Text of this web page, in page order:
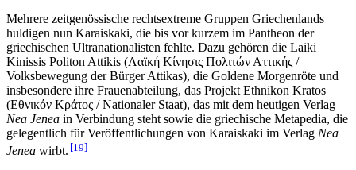
Mehrere zeitgenössische rechtsextreme Gruppen Griechenlands
huldigen nun Karaiskaki, die bis vor kurzem im Pantheon der
griechischen Ultranationalisten fehlte. Dazu gehören die Laiki
Kinissis Politon Attikis (Λαϊκή Κίνησις Πολιτών Αττικής /
Volksbewegung der Bürger Attikas), die Goldene Morgenröte und
insbesondere ihre Frauenabteilung, das Projekt Ethnikon Kratos
(Εθνικόν Κράτος / Nationaler Staat), das mit dem heutigen Verlag
Nea Jenea in Verbindung steht sowie die griechische Metapedia, die
gelegentlich für Veröffentlichungen von Karaiskaki im Verlag Nea
Jenea wirbt. 19